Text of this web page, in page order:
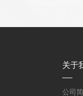
关于
公司